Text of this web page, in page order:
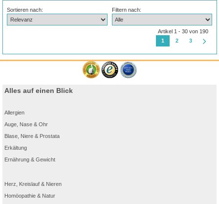
Sortieren nach: Filtern nach:
Artikel 1 - 30 von 190
1
2 3
Alles auf einen Blick
Allergien
Auge, Nase & Ohr
Blase, Niere & Prostata
Erkältung
Ernährung & Gewicht
Herz, Kreislauf & Nieren
Homöopathie & Natur